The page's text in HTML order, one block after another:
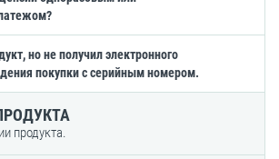
но не получил электронного
покупки с серийным номером.
продукта.